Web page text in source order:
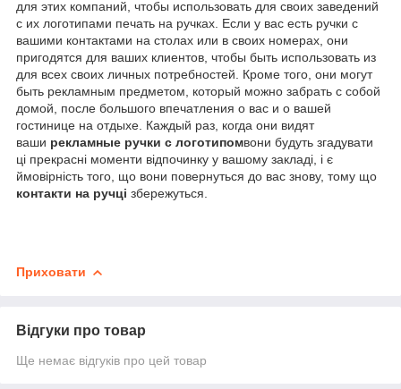
для этих компаний, чтобы использовать для своих заведений
с их логотипами печать на ручках. Если у вас есть ручки с
вашими контактами на столах или в своих номерах, они
пригодятся для ваших клиентов, чтобы быть использовать из
для всех своих личных потребностей. Кроме того, они могут
быть рекламным предметом, который можно забрать с собой
домой, после большого впечатления о вас и о вашей
гостинице на отдыхе. Каждый раз, когда они видят
ваши рекламные ручки с логотипомвони будуть згадувати
ці прекрасні моменти відпочинку у вашому закладі, і є
ймовірність того, що вони повернуться до вас знову, тому що
контакти на ручці збережуться.
Приховати
Відгуки про товар
Ще немає відгуків про цей товар